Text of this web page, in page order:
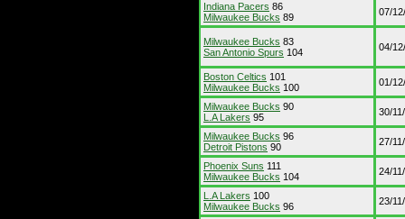
Indiana Pacers 86
Milwaukee Bucks 89 07/
Milwaukee Bucks 83
San Antonio Spurs 104 04/
Boston Celtics 101
Milwaukee Bucks 100 01/
Milwaukee Bucks 90
L.A Lakers 95 30/
Milwaukee Bucks 96
Detroit Pistons 90 27/
Phoenix Suns 111
Milwaukee Bucks 104 24/
L.A Lakers 100
Milwaukee Bucks 96 23/